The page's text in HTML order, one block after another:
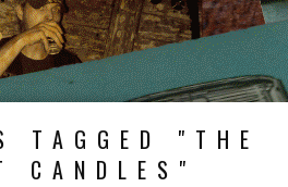
TAGGED "THE
CANDLES"